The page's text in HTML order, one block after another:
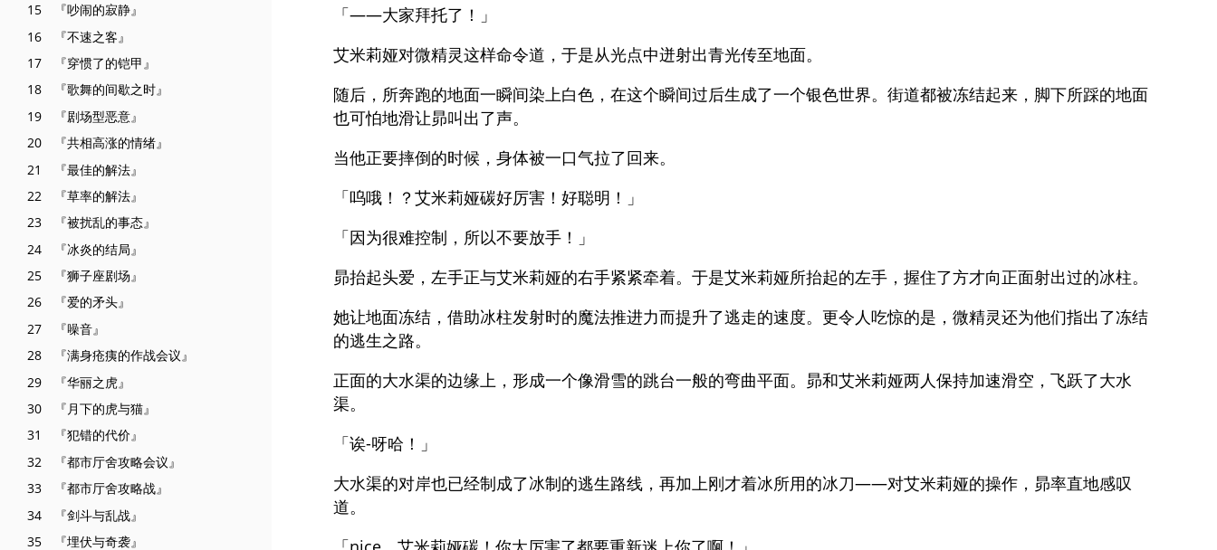
15 『吵闹的寂静』
16 『不速之客』
17 『穿惯了的铠甲』
18 『歌舞的间歇之时』
19 『剧场型恶意』
20 『共相高涨的情绪』
21 『最佳的解法』
22 『草率的解法』
23 『被扰乱的事态』
24 『冰炎的结局』
25 『狮子座剧场』
26 『爱的矛头』
27 『噪音』
28 『满身疮痍的作战会议』
29 『华丽之虎』
30 『月下的虎与猫』
31 『犯错的代价』
32 『都市厅舍攻略会议』
33 『都市厅舍攻略战』
34 『剑斗与乱战』
35 『埋伏与奇袭』
「——大家拜托了！」
艾米莉娅对微精灵这样命令道，于是从光点中迸射出青光传至地面。
随后，所奔跑的地面一瞬间染上白色，在这个瞬间过后生成了一个银色世界。街道都被冻结起来，脚下所踩的地面
也可怕地滑让昴叫出了声。
当他正要摔倒的时候，身体被一口气拉了回来。
「呜哦！？艾米莉娅碳好厉害！好聪明！」
「因为很难控制，所以不要放手！」
昴抬起头爱，左手正与艾米莉娅的右手紧紧牵着。于是艾米莉娅所抬起的左手，握住了方才向正面射出过的冰柱。
她让地面冻结，借助冰柱发射时的魔法推进力而提升了逃走的速度。更令人吃惊的是，微精灵还为他们指出了冻结
的逃生之路。
正面的大水渠的边缘上，形成一个像滑雪的跳台一般的弯曲平面。昴和艾米莉娅两人保持加速滑空，飞跃了大水
渠。
「诶-呀哈！」
大水渠的对岸也已经制成了冰制的逃生路线，再加上刚才着冰所用的冰刀——对艾米莉娅的操作，昴率直地感叹
道。